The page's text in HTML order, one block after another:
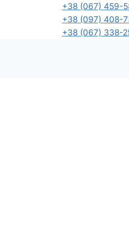
+38 (067) 459-
+38 (097) 408-
+38 (067) 338-